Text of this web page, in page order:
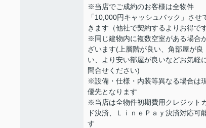
※当店でご成約のお客様は全物件
「10,000円キャッシュバック」させ
きます（他社で契約するよりお得で
※同じ建物内に複数空室がある場合
ざいます(上層階が良い、角部屋が良
い、より安い部屋が良いなどお気軽
問合せください)
※設備・仕様・内装等異なる場合は
優先となります
※当店は全物件初期費用クレジット
ド決済、ＬｉｎｅＰａｙ決済対応可
す